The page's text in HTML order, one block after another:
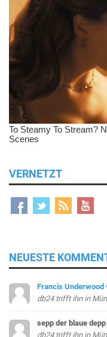
VERNETZT
NEUESTE
Francis Underwood
db24 trifft ihn in
sepp der blaue depp
db24 trifft ihn in